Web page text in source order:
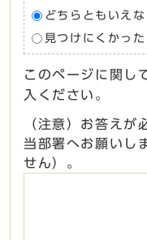
どちらともいえな
見つけにくかった
このページに関し
入ください。
（注意）お答えが
当部署へお願いし
せん）。